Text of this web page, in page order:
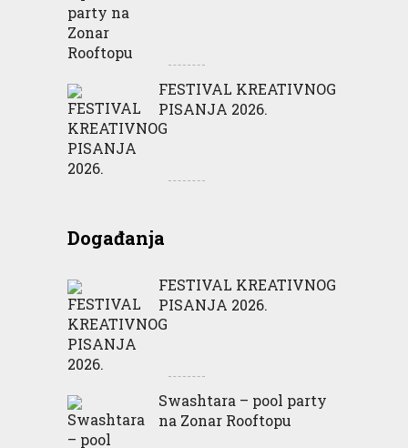
FESTIVAL KREATIVNOG
PISANJA 2026.
Događanja
FESTIVAL KREATIVNOG
PISANJA 2026.
Swashtara – pool party
na Zonar Rooftopu